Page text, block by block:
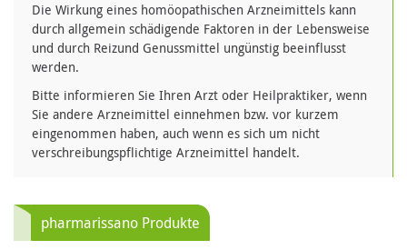
Die Wirkung eines homöopathischen Arzneimittels kann
durch allgemein schädigende Faktoren in der Lebensweise
und durch Reizund Genussmittel ungünstig beeinflusst
werden.
Bitte informieren Sie Ihren Arzt oder Heilpraktiker, wenn
Sie andere Arzneimittel einnehmen bzw. vor kurzem
eingenommen haben, auch wenn es sich um nicht
verschreibungspflichtige Arzneimittel handelt.
pharmarissano Produkte